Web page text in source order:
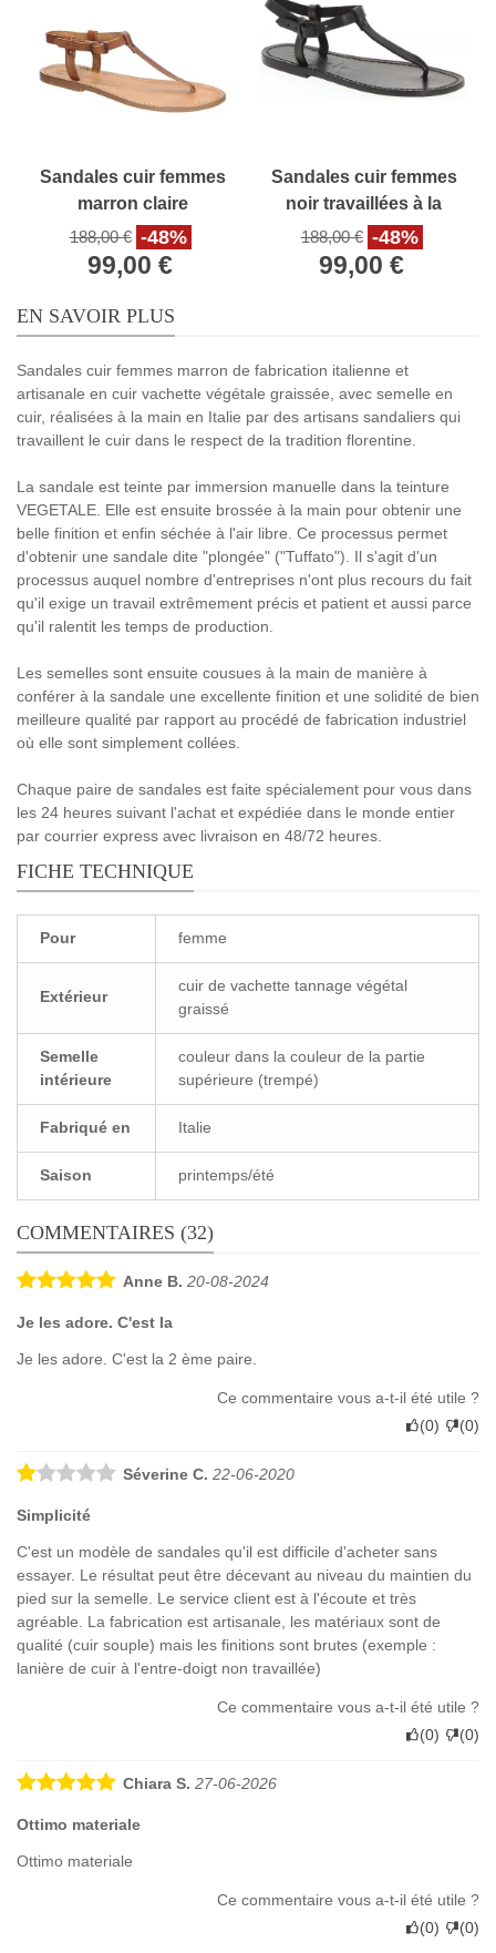
Sandales cuir femmes
marron claire
travaillées à la main
188,00 € -48%
99,00 €
Sandales cuir femmes
noir travaillées à la
main
188,00 € -48%
99,00 €
EN SAVOIR PLUS
Sandales cuir femmes marron de fabrication italienne et
artisanale en cuir vachette végétale graissée, avec semelle en
cuir, réalisées à la main en Italie par des artisans sandaliers qui
travaillent le cuir dans le respect de la tradition florentine.
La sandale est teinte par immersion manuelle dans la teinture
VEGETALE. Elle est ensuite brossée à la main pour obtenir une
belle finition et enfin séchée à l'air libre. Ce processus permet
d'obtenir une sandale dite "plongée" ("Tuffato"). Il s'agit d'un
processus auquel nombre d'entreprises n'ont plus recours du fait
qu'il exige un travail extrêmement précis et patient et aussi parce
qu'il ralentit les temps de production.
Les semelles sont ensuite cousues à la main de manière à
conférer à la sandale une excellente finition et une solidité de bien
meilleure qualité par rapport au procédé de fabrication industriel
où elle sont simplement collées.
Chaque paire de sandales est faite spécialement pour vous dans
les 24 heures suivant l'achat et expédiée dans le monde entier
par courrier express avec livraison en 48/72 heures.
FICHE TECHNIQUE
Pour femme
Extérieur
cuir de vachette tannage végétal
graissé
Semelle
intérieure
couleur dans la couleur de la partie
supérieure (trempé)
Fabriqué en Italie
Saison printemps/été
COMMENTAIRES (32)
Anne B. 20-08-2024
Je les adore. C'est la
Je les adore. C'est la 2 ème paire.
Ce commentaire vous a-t-il été utile ?
(0) (0)
Séverine C. 22-06-2020
Simplicité
C'est un modèle de sandales qu'il est difficile d'acheter sans
essayer. Le résultat peut être décevant au niveau du maintien du
pied sur la semelle. Le service client est à l'écoute et très
agréable. La fabrication est artisanale, les matériaux sont de
qualité (cuir souple) mais les finitions sont brutes (exemple :
lanière de cuir à l'entre-doigt non travaillée)
Ce commentaire vous a-t-il été utile ?
(0) (0)
Chiara S. 27-06-2026
Ottimo materiale
Ottimo materiale
Ce commentaire vous a-t-il été utile ?
(0) (0)